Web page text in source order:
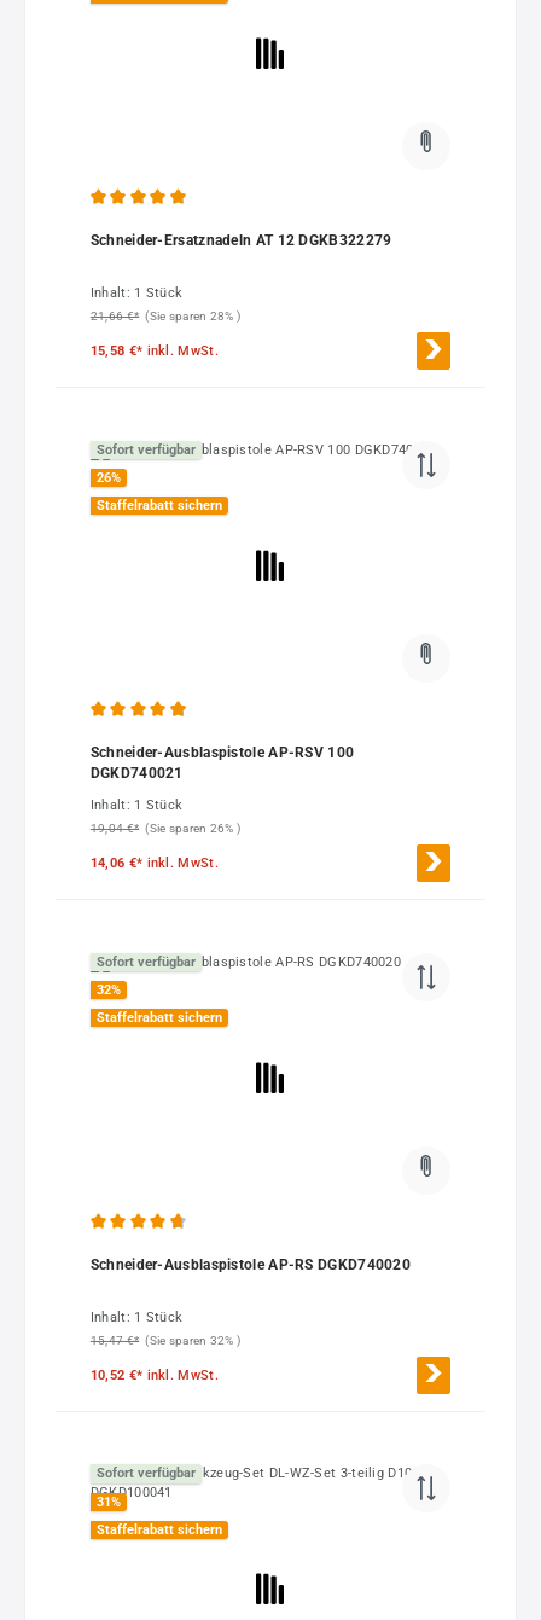
Schneider-Ersatznadeln AT 12 DGKB322279
Inhalt: 1 Stück
21,66 €* (Sie sparen 28% )
15,58 €* inkl. MwSt.
Sofort verfügbar
26%
Staffelrabatt sichern
Schneider-Ausblaspistole AP-RSV 100
DGKD740021
Inhalt: 1 Stück
19,04 €* (Sie sparen 26% )
14,06 €* inkl. MwSt.
Sofort verfügbar
32%
Staffelrabatt sichern
Schneider-Ausblaspistole AP-RS DGKD740020
Inhalt: 1 Stück
15,47 €* (Sie sparen 32% )
10,52 €* inkl. MwSt.
Sofort verfügbar
31%
Staffelrabatt sichern